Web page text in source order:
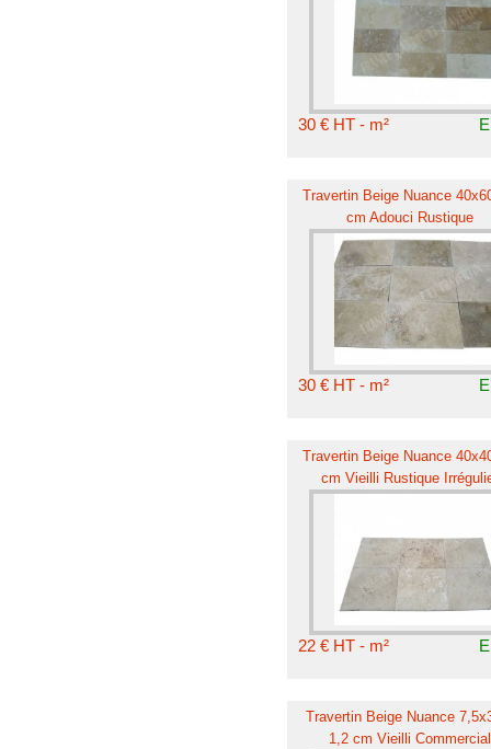
30 € HT - m²
Travertin Beige Nuance
cm Adouci Rustique
30 € HT - m²
Travertin Beige Nuance
cm Vieilli Rustique
22 € HT - m²
Travertin Beige Nuance
1,2 cm Vieilli Commercial